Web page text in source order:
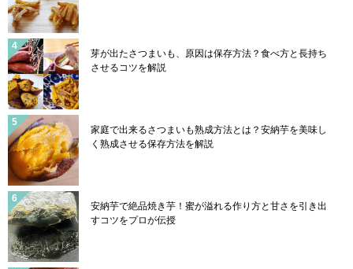
芽が出たさつまいも、原因は保存方法？食べ方と長持ち
させるコツを解説
家庭で出来るさつまいも熟成方法とは？安納芋を美味し
く熟成させる保存方法を解説
安納芋で絶品焼き芋！蜜が溢れる作り方と甘さを引き出
すコツをプロが伝授